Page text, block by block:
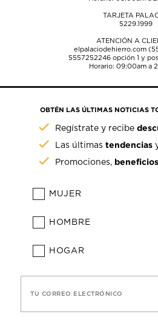
TARJETA
5229.1999
ATENCIÓN A
elpalaciodehierro.com
5557252246opción 1 y
Horario: 09:00am a
OBTÉN LAS ÚLTIMAS NOTICIAS
Regístrate y recibe
Las últimastendencias
Promociones, beneficios
MUJER
HOMBRE
HOGAR
TU CORREO ELECTRÓNICO